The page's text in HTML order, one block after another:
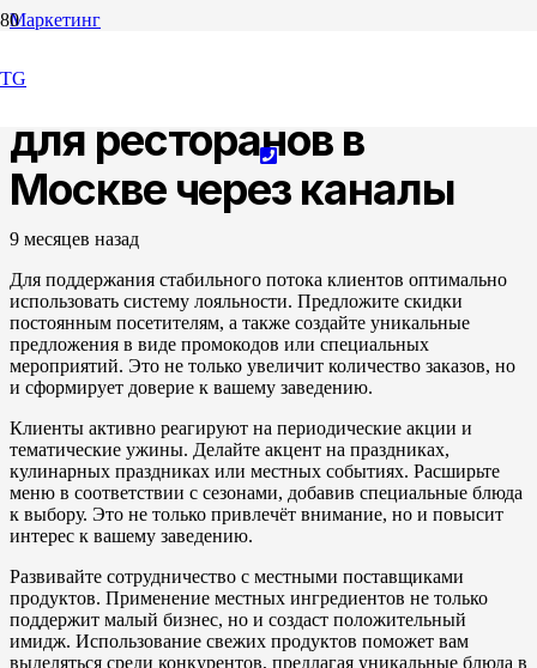
TG
Маркетинг
Борьба с сезонностью
для ресторанов в
Москве через каналы
9 месяцев назад
Для поддержания стабильного потока клиентов оптимально
использовать систему лояльности. Предложите скидки
постоянным посетителям, а также создайте уникальные
предложения в виде промокодов или специальных
мероприятий. Это не только увеличит количество заказов, но
и сформирует доверие к вашему заведению.
Клиенты активно реагируют на периодические акции и
тематические ужины. Делайте акцент на праздниках,
кулинарных праздниках или местных событиях. Расширьте
меню в соответствии с сезонами, добавив специальные блюда
к выбору. Это не только привлечёт внимание, но и повысит
интерес к вашему заведению.
Развивайте сотрудничество с местными поставщиками
продуктов. Применение местных ингредиентов не только
поддержит малый бизнес, но и создаст положительный
имидж. Использование свежих продуктов поможет вам
выделяться среди конкурентов, предлагая уникальные блюда в